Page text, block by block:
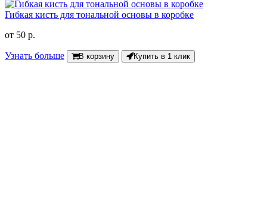
Гибкая кисть для тональной основы в коробке
от 50 р.
Узнать больше В корзину Купить в 1 клик